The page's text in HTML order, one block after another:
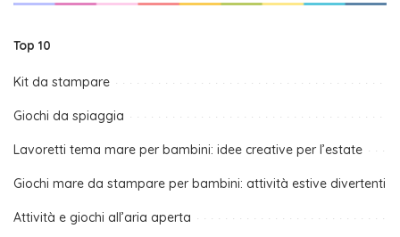
Top 10
Kit da stampare
Giochi da spiaggia
Lavoretti tema mare per bambini: idee creative per l’estate
Giochi mare da stampare per bambini: attività estive divertenti
Attività e giochi all’aria aperta